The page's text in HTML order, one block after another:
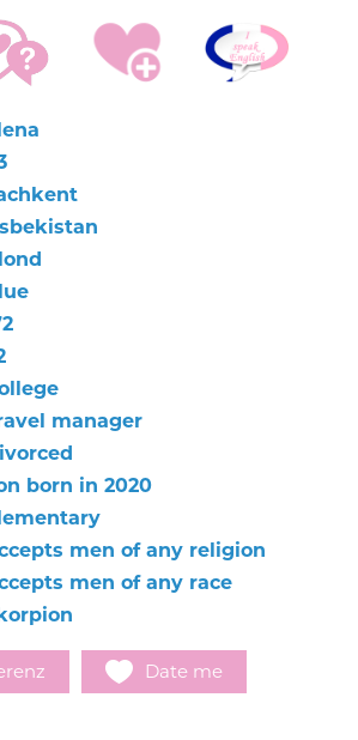
manager
born in 2020
men of any religion
men of any race
Date me